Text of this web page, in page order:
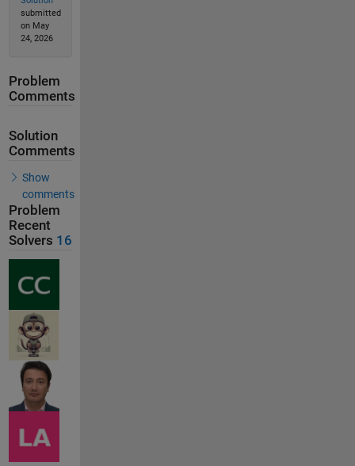
submitted
on May
24, 2026
Problem
Comments
Solution
Comments
Show
comments
Problem
Recent
Solvers 16